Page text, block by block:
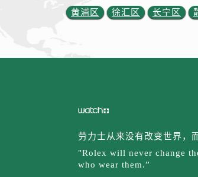
黄浦区 徐汇区 长宁区
劳力士从来没有改变世界，
"Rolex will never change
who wear them.”